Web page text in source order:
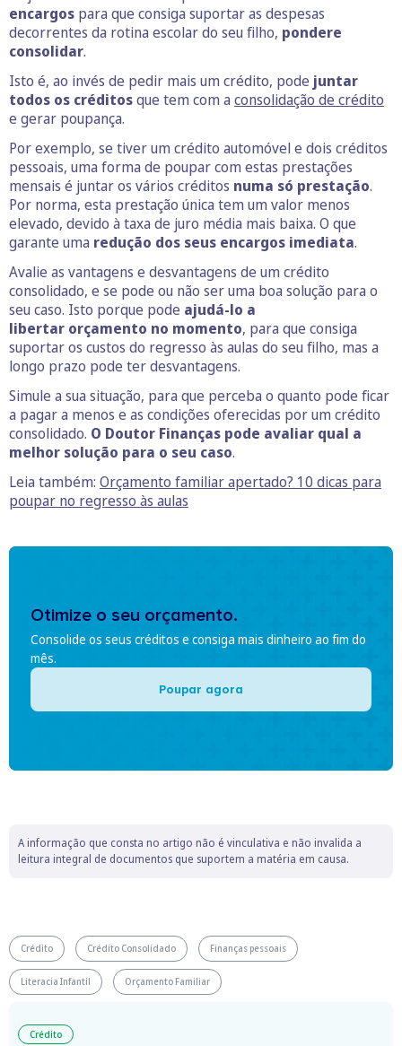
encargos para que consiga suportar as despesas
decorrentes da rotina escolar do seu filho, pondere
consolidar.
Isto é, ao invés de pedir mais um crédito, pode juntar
todos os créditosque tem com a consolidação de crédito
e gerar poupança.
Por exemplo, se tiver um crédito automóvel e dois créditos
pessoais, uma forma de poupar com estas prestações
mensais é juntar os vários créditos numa só prestação.
Por norma, esta prestação única tem um valor menos
elevado, devido à taxa de juro média mais baixa. O que
garante uma redução dos seus encargos imediata.
Avalie as vantagens e desvantagens de um crédito
consolidado, e se pode ou não ser uma boa solução para o
seu caso. Isto porque pode ajudá-lo a
libertar orçamento no momento, para que consiga
suportar os custos do regresso às aulas do seu filho, mas a
longo prazo pode ter desvantagens.
Simule a sua situação, para que perceba o quanto pode ficar
a pagar a menos e as condições oferecidas por um crédito
consolidado. O Doutor Finanças pode avaliar qual a
melhor solução para o seu caso.
Leia também: Orçamento familiar apertado? 10 dicas para
poupar no regresso às aulas
Otimize o seu orçamento.
Consolide os seus créditos e consiga mais dinheiro ao fim do
mês.
Poupar agora
A informação que consta no artigo não é vinculativa e não invalida a
leitura integral de documentos que suportem a matéria em causa.
Crédito Crédito Consolidado Finanças pessoais
Literacia Infantil Orçamento Familiar
Crédito